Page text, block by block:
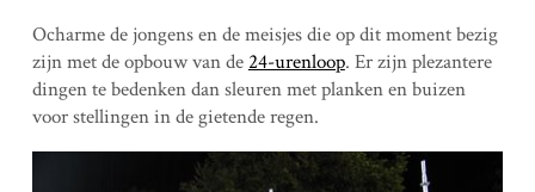
Ocharme de jongens en de meisjes die op dit moment bezig
zijn met de opbouw van de 24-urenloop. Er zijn plezantere
dingen te bedenken dan sleuren met planken en buizen
voor stellingen in de gietende regen.